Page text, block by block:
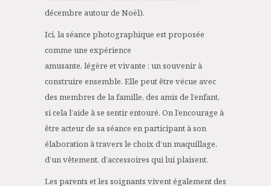
décembre autour de Noël).
Ici, la séance photographique est proposée
comme une expérience
amusante, légère et vivante : un souvenir à
construire ensemble. Elle peut être vécue avec
des membres de la famille, des amis de l’enfant,
si cela l’aide à se sentir entouré. On l’encourage à
être acteur de sa séance en participant à son
élaboration à travers le choix d’un maquillage,
d’un vêtement, d’accessoires qui lui plaisent.
Les parents et les soignants vivent également des